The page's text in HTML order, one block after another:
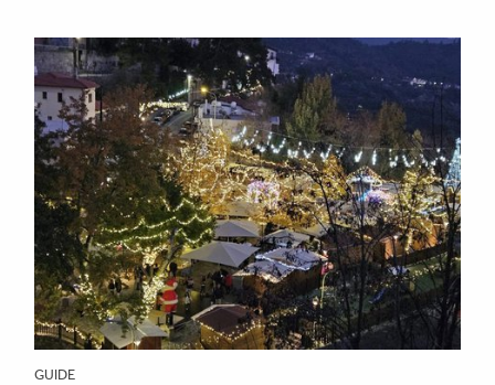
GUIDE